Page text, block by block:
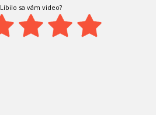
Líbilo sa vám video?